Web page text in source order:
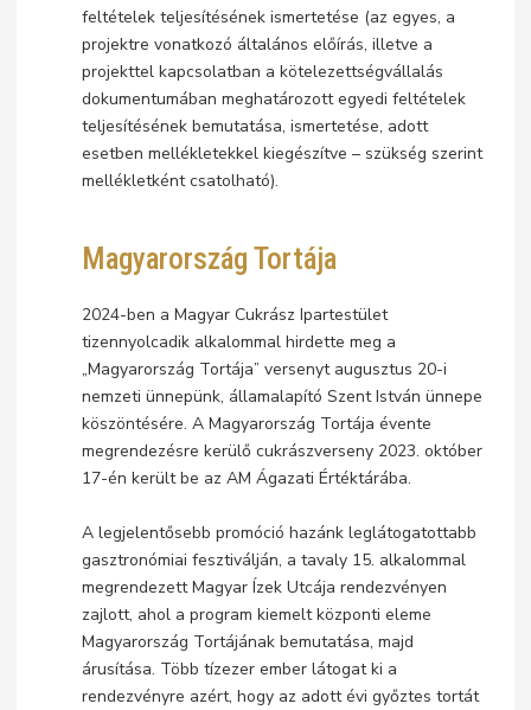
feltételek teljesítésének ismertetése (az egyes, a
projektre vonatkozó általános előírás, illetve a
projekttel kapcsolatban a kötelezettségvállalás
dokumentumában meghatározott egyedi feltételek
teljesítésének bemutatása, ismertetése, adott
esetben mellékletekkel kiegészítve – szükség szerint
mellékletként csatolható).
Magyarország Tortája
2024-ben a Magyar Cukrász Ipartestület
tizennyolcadik alkalommal hirdette meg a
„Magyarország Tortája” versenyt augusztus 20-i
nemzeti ünnepünk, államalapító Szent István ünnepe
köszöntésére. A Magyarország Tortája évente
megrendezésre kerülő cukrászverseny 2023. október
17-én került be az AM Ágazati Értéktárába.
A legjelentősebb promóció hazánk leglátogatottabb
gasztronómiai fesztiválján, a tavaly 15. alkalommal
megrendezett Magyar Ízek Utcája rendezvényen
zajlott, ahol a program kiemelt központi eleme
Magyarország Tortájának bemutatása, majd
árusítása. Több tízezer ember látogat ki a
rendezvényre azért, hogy az adott évi győztes tortát